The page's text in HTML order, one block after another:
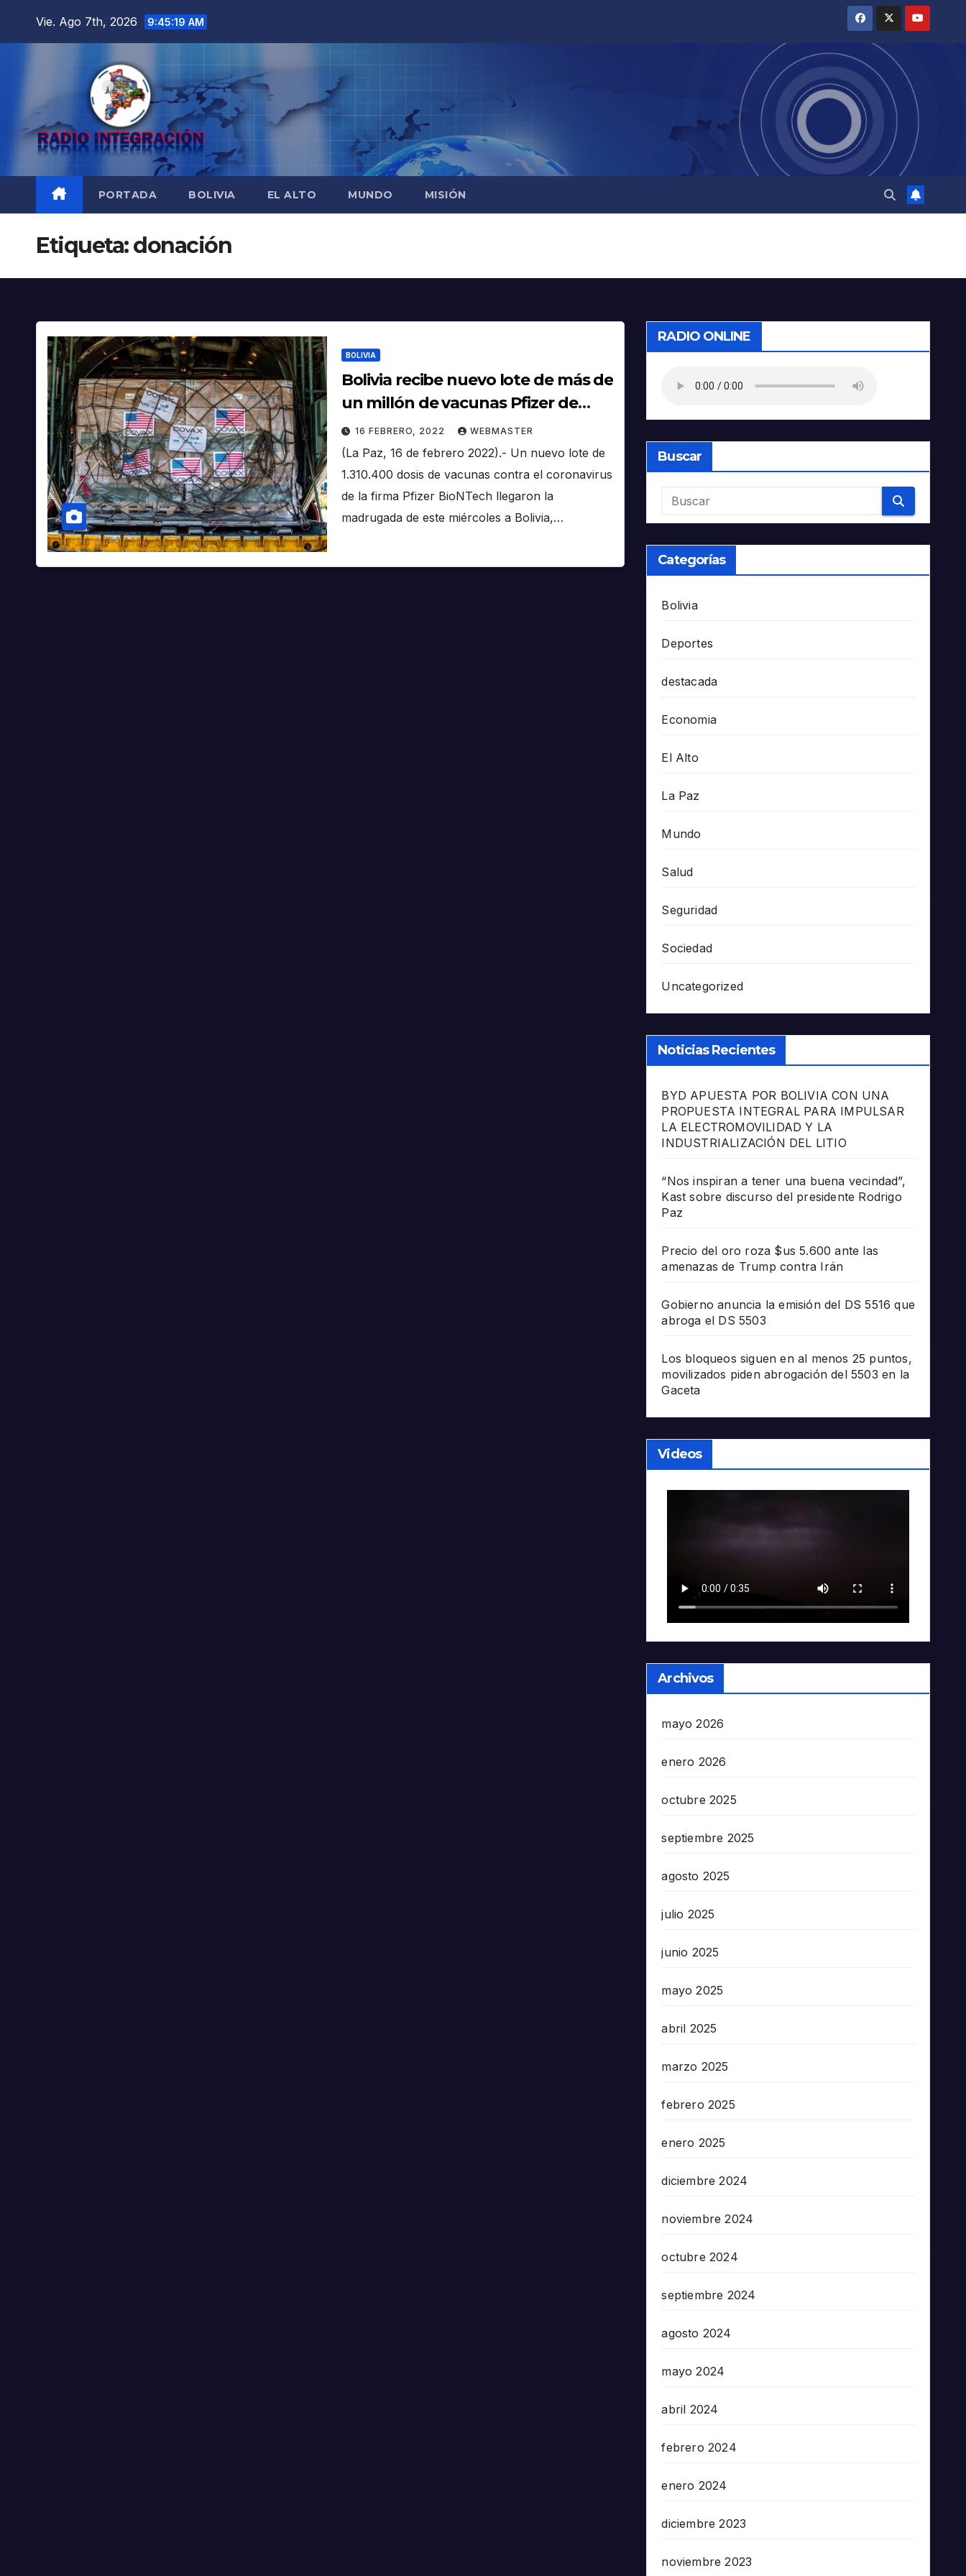
Vie. Ago 7th, 2026 9:45:20 AM
PORTADA BOLIVIA EL ALTO MUNDO MISIÓN
Etiqueta:donación
BOLIVIA
Bolivia recibe nuevo lote de más de
un millón de vacunas Pfizer de
EEUU a través del mecanismo
COVAX
16 FEBRERO, 2022 WEBMASTER
(La Paz, 16 de febrero 2022).- Un nuevo lote de
1.310.400 dosis de vacunas contra el coronavirus
de la firma Pfizer BioNTech llegaron la
madrugada de este miércoles a Bolivia,…
RADIO ONLINE
Buscar
Categorías
Bolivia
Deportes
destacada
Economia
El Alto
La Paz
Mundo
Salud
Seguridad
Sociedad
Uncategorized
Noticias Recientes
BYD APUESTA POR BOLIVIA CON UNA
PROPUESTA INTEGRAL PARA IMPULSAR
LA ELECTROMOVILIDAD Y LA
INDUSTRIALIZACIÓN DEL LITIO
“Nos inspiran a tener una buena vecindad”,
Kast sobre discurso del presidente Rodrigo
Paz
Precio del oro roza $us 5.600 ante las
amenazas de Trump contra Irán
Gobierno anuncia la emisión del DS 5516 que
abroga el DS 5503
Los bloqueos siguen en al menos 25 puntos,
movilizados piden abrogación del 5503 en la
Gaceta
Videos
Archivos
mayo 2026
enero 2026
octubre 2025
septiembre 2025
agosto 2025
julio 2025
junio 2025
mayo 2025
abril 2025
marzo 2025
febrero 2025
enero 2025
diciembre 2024
noviembre 2024
octubre 2024
septiembre 2024
agosto 2024
mayo 2024
abril 2024
febrero 2024
enero 2024
diciembre 2023
noviembre 2023